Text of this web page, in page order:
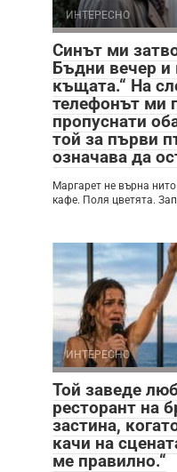
ИНТЕРЕСНО
Синът ми
Бъдни вечер и
къщата.“ На
телефонът ми
пропуснати
той за първи
означава да
Маргарет не върна
кафе. Поля цветята.
ИНТЕРЕСНО
Той заведе
ресторант на
застина,
качи на
ме правилно.“